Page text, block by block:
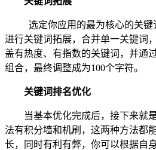
选定你应用的最为核心的关
进行关键词拓展，合并单一关键词
盖有热度、有指数的关键词，并通
组合，最终调整成为100个字符。
关键词排名优化
当基本优化完成后，接下来就
法有积分墙和机刷，这两种方法都
长，同时有利有弊，你可以根据自